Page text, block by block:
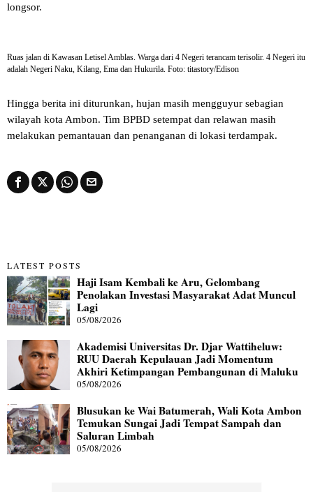
longsor.
Ruas jalan di Kawasan Letisel Amblas. Warga dari 4 Negeri terancam terisolir. 4 Negeri itu
adalah Negeri Naku, Kilang, Ema dan Hukurila. Foto: titastory/Edison
Hingga berita ini diturunkan, hujan masih mengguyur sebagian
wilayah kota Ambon. Tim BPBD setempat dan relawan masih
melakukan pemantauan dan penanganan di lokasi terdampak.
LATEST POSTS
Haji Isam Kembali ke Aru, Gelombang
Penolakan Investasi Masyarakat Adat Muncul
Lagi
05/08/2026
Akademisi Universitas Dr. Djar Wattiheluw:
RUU Daerah Kepulauan Jadi Momentum
Akhiri Ketimpangan Pembangunan di Maluku
05/08/2026
Blusukan ke Wai Batumerah, Wali Kota Ambon
Temukan Sungai Jadi Tempat Sampah dan
Saluran Limbah
05/08/2026